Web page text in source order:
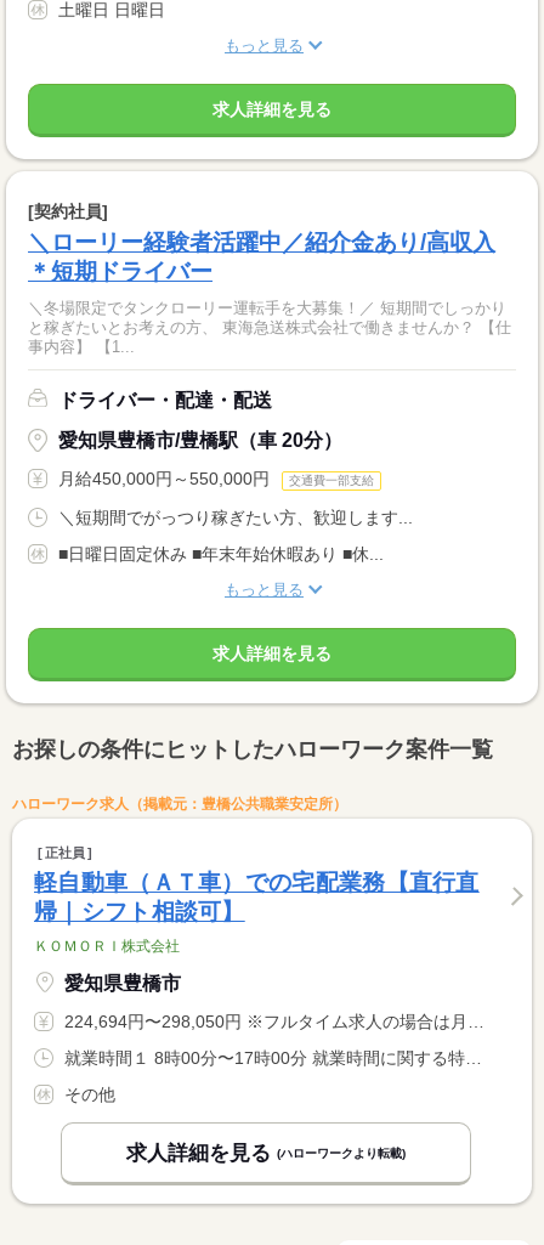
土曜日 日曜日
もっと見る
求人詳細を見る
[契約社員]
＼ローリー経験者活躍中／紹介金あり/高収入
＊短期ドライバー
＼冬場限定でタンクローリー運転手を大募集！／ 短期間でしっかり
と稼ぎたいとお考えの方、 東海急送株式会社で働きませんか？ 【仕
事内容】 【1...
ドライバー・配達・配送
愛知県豊橋市/豊橋駅（車 20分）
月給450,000円～550,000円 交通費一部支給
＼短期間でがっつり稼ぎたい方、歓迎します...
■日曜日固定休み ■年末年始休暇あり ■休...
もっと見る
求人詳細を見る
お探しの条件にヒットしたハローワーク案件一覧
ハローワーク求人（掲載元：豊橋公共職業安定所）
正社員
軽自動車（ＡＴ車）での宅配業務【直行直
帰｜シフト相談可】
ＫＯＭＯＲＩ株式会社
愛知県豊橋市
224,694円〜298,050円 ※フルタイム求人の場合は月額（換算額）、パート求人の場合は時間額を表示しています。
その他
求人詳細を見る (ハローワークより転載)